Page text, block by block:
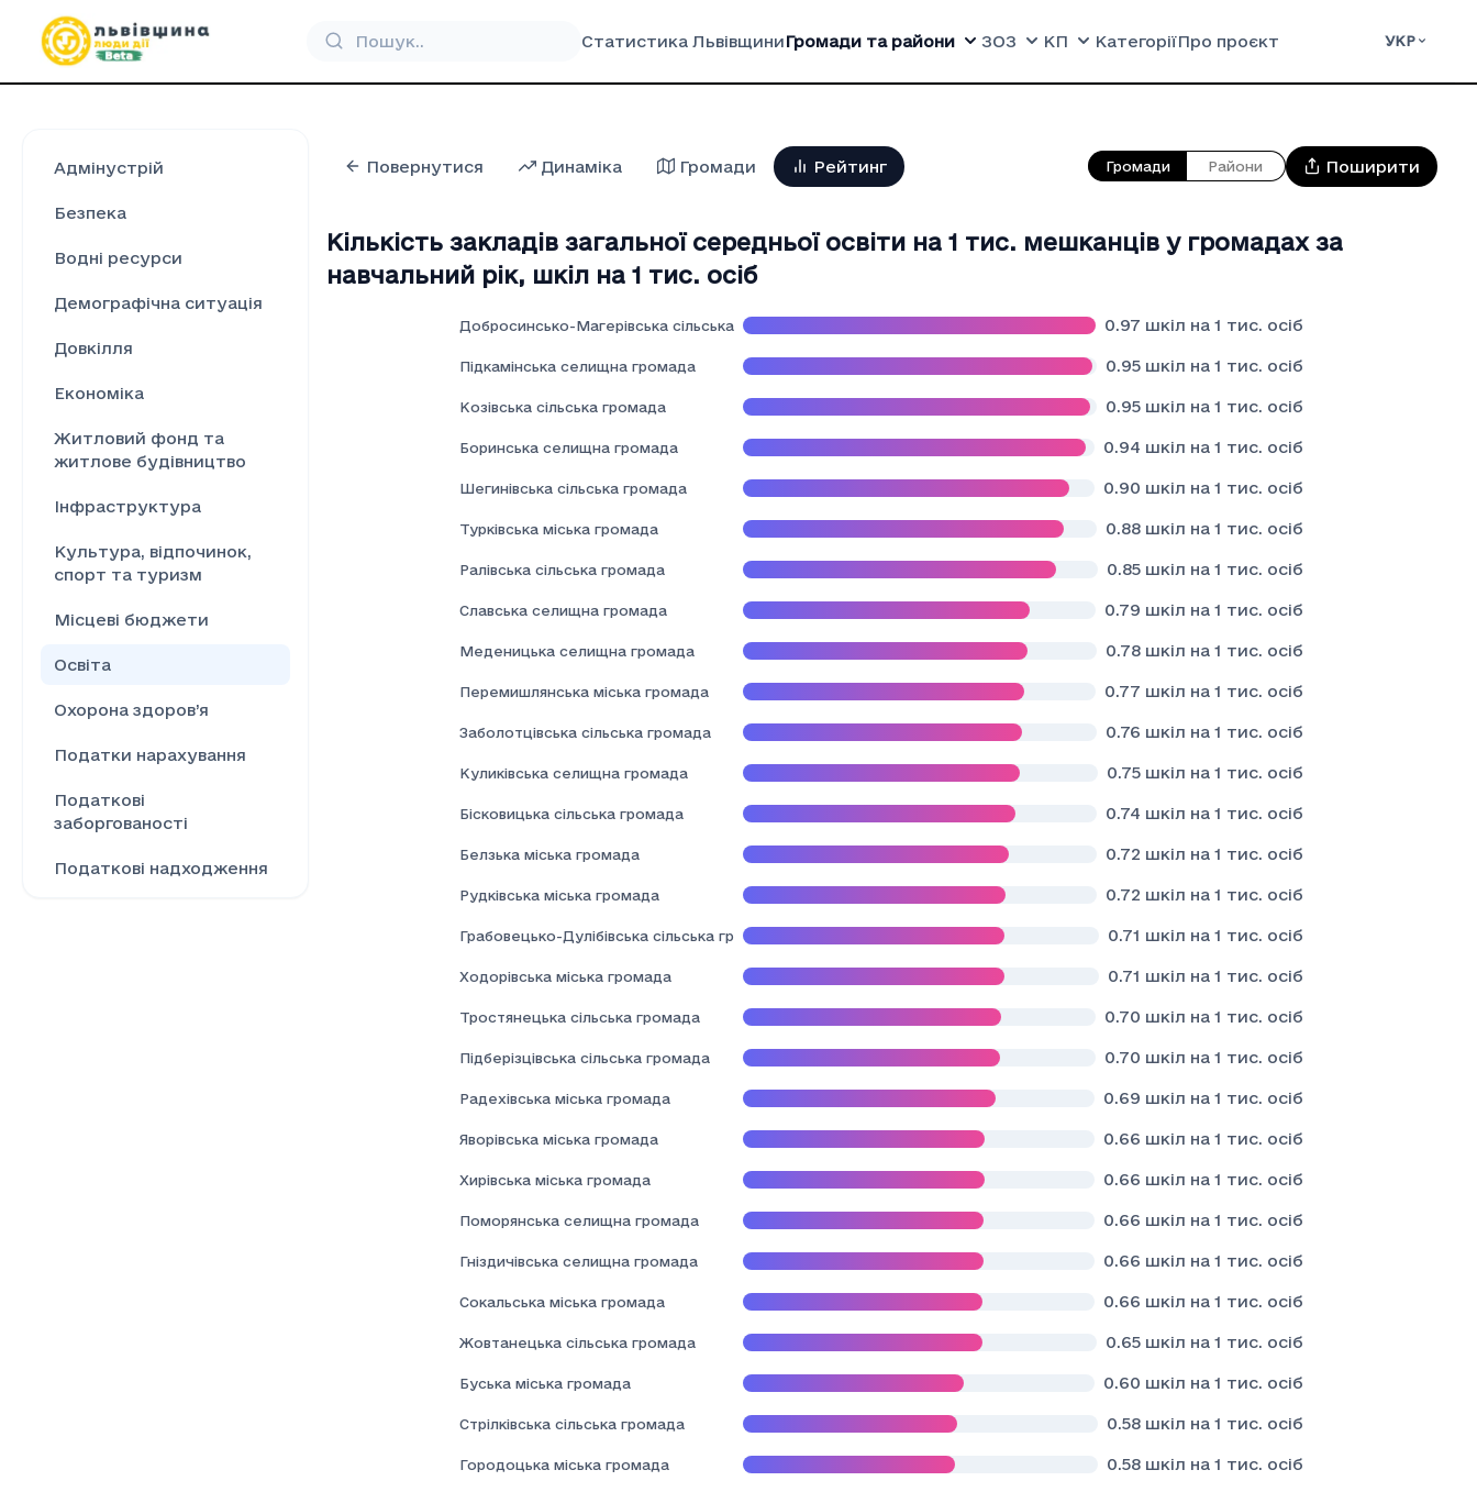
Статистика ЛьвівщиниГромади та райони ЗОЗ КП КатегоріїПро проєкт УКР
Адмінустрій
Безпека
Водні ресурси
Демографічна ситуація
Довкілля
Економіка
Житловий фонд та
житлове будівництво
Інфраструктура
Культура, відпочинок,
спорт та туризм
Місцеві бюджети
Освіта
Охорона здоров’я
Податки нарахування
Податкові
заборгованості
Податкові надходження
Повернутися Динаміка Громади Рейтинг Громади Райони Поширити
Кількість закладів загальної середньої освіти на 1 тис. мешканців у громадах за
навчальний рік, шкіл на 1 тис. осіб
Добросинсько-Магерівська сільська громада 0.97 шкіл на 1 тис. осіб
Підкамінська селищна громада 0.95 шкіл на 1 тис. осіб
Козівська сільська громада 0.95 шкіл на 1 тис. осіб
Боринська селищна громада 0.94 шкіл на 1 тис. осіб
Шегинівська сільська громада 0.90 шкіл на 1 тис. осіб
Турківська міська громада 0.88 шкіл на 1 тис. осіб
Ралівська сільська громада 0.85 шкіл на 1 тис. осіб
Славська селищна громада 0.79 шкіл на 1 тис. осіб
Меденицька селищна громада 0.78 шкіл на 1 тис. осіб
Перемишлянська міська громада 0.77 шкіл на 1 тис. осіб
Заболотцівська сільська громада 0.76 шкіл на 1 тис. осіб
Куликівська селищна громада 0.75 шкіл на 1 тис. осіб
Бісковицька сільська громада 0.74 шкіл на 1 тис. осіб
Белзька міська громада 0.72 шкіл на 1 тис. осіб
Рудківська міська громада 0.72 шкіл на 1 тис. осіб
Грабовецько-Дулібівська сільська громада 0.71 шкіл на 1 тис. осіб
Ходорівська міська громада 0.71 шкіл на 1 тис. осіб
Тростянецька сільська громада 0.70 шкіл на 1 тис. осіб
Підберізцівська сільська громада 0.70 шкіл на 1 тис. осіб
Радехівська міська громада 0.69 шкіл на 1 тис. осіб
Яворівська міська громада 0.66 шкіл на 1 тис. осіб
Хирівська міська громада 0.66 шкіл на 1 тис. осіб
Поморянська селищна громада 0.66 шкіл на 1 тис. осіб
Гніздичівська селищна громада 0.66 шкіл на 1 тис. осіб
Сокальська міська громада 0.66 шкіл на 1 тис. осіб
Жовтанецька сільська громада 0.65 шкіл на 1 тис. осіб
Буська міська громада 0.60 шкіл на 1 тис. осіб
Стрілківська сільська громада 0.58 шкіл на 1 тис. осіб
Городоцька міська громада 0.58 шкіл на 1 тис. осіб